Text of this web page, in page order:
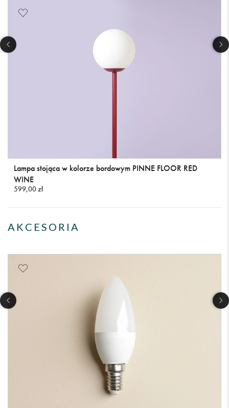
Lampa stojąca w kolorze bordowym PINNE FLOOR RED
WINE
599,00 zł
AKCESORIA